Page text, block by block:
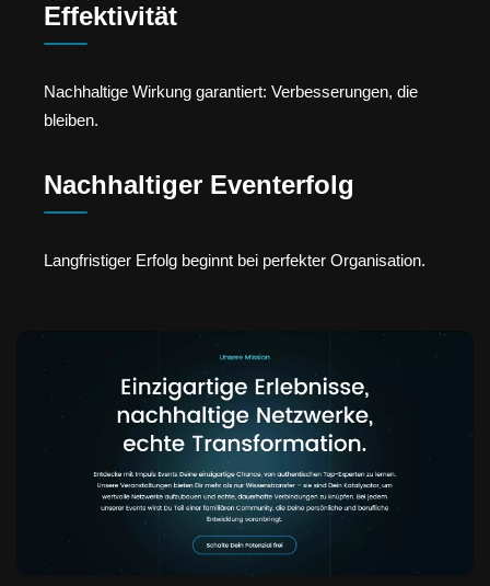
Effektivität
Nachhaltige Wirkung garantiert: Verbesserungen, die
bleiben.
Nachhaltiger Eventerfolg
Langfristiger Erfolg beginnt bei perfekter Organisation.